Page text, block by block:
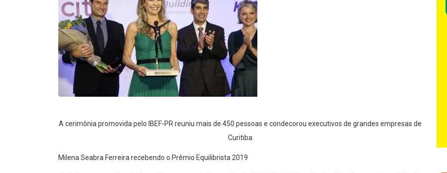
A cerimônia promovida pelo IBEF-PR reuniu mais de 450 pessoas e condecorou executivos de grandes empresas de
Curitiba
Milena Seabra Ferreira recebendo o Prêmio Equilibrista 2019